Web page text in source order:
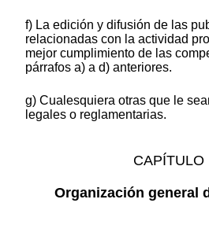
f) La edición y difusión de las
relacionadas con la actividad
mejor cumplimiento de las
párrafos a) a d) anteriores.
g) Cualesquiera otras que le
legales o reglamentarias.
CAPÍTULO
Organización general